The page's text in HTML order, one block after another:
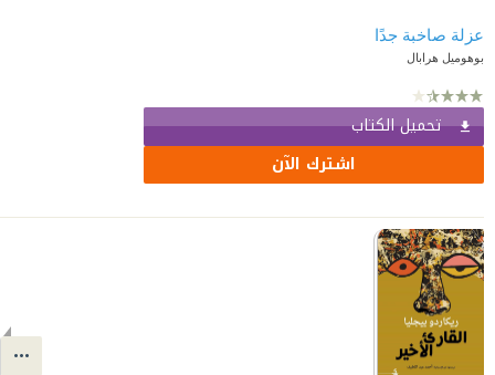
عزلة صاخبة جدًا
بوهوميل هرابال
تحميل الكتاب
اشترك الآن